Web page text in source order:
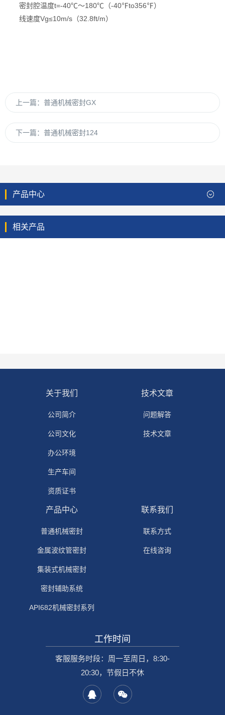
密封腔温度t=-40℃～180℃（-40℉to356℉）
线速度Vg≤10m/s（32.8ft/m）
上一篇： 普通机械密封GX
下一篇： 普通机械密封124
产品中心
相关产品
关于我们
公司简介
公司文化
办公环境
生产车间
资质证书
技术文章
问题解答
技术文章
产品中心
普通机械密封
金属波纹管密封
集装式机械密封
密封辅助系统
API682机械密封系列
联系我们
联系方式
在线咨询
工作时间
客服服务时段：周一至周日，8:30-
20:30，节假日不休